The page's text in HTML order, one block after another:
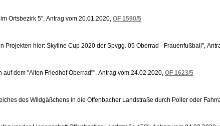
Ortsbezirk 5", Antrag vom 20.01.2020, OF 1590/5
Projekten hier: Skyline Cup 2020 der Spvgg. 05 Oberrad - Frauenfußball",
auf dem "Alten Friedhof Oberrad"", Antrag vom 24.02.2020, OF 1623/5
des Wildgäßchens in die Offenbacher Landstraße durch Poller oder